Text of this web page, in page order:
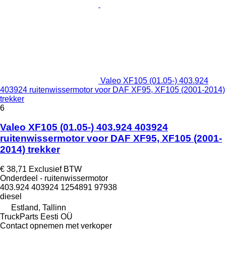
Valeo XF105 (01.05-) 403.924
403924 ruitenwissermotor voor DAF XF95, XF105 (2001-2014)
trekker
6
Valeo XF105 (01.05-) 403.924 403924
ruitenwissermotor voor DAF XF95, XF105 (2001-
2014) trekker
€ 38,71 Exclusief BTW
Onderdeel - ruitenwissermotor
403.924 403924 1254891 97938
diesel
Estland, Tallinn
TruckParts Eesti OÜ
Contact opnemen met verkoper